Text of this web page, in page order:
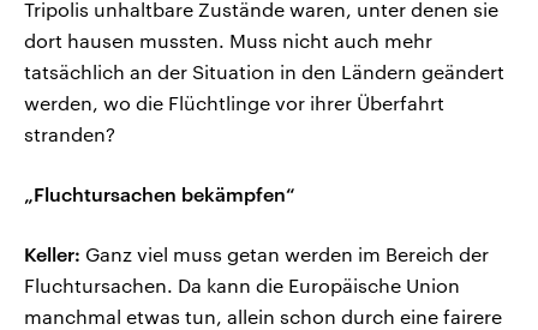
Tripolis unhaltbare Zustände waren, unter denen sie
dort hausen mussten. Muss nicht auch mehr
tatsächlich an der Situation in den Ländern geändert
werden, wo die Flüchtlinge vor ihrer Überfahrt
stranden?
„Fluchtursachen bekämpfen“
Keller: Ganz viel muss getan werden im Bereich der
Fluchtursachen. Da kann die Europäische Union
manchmal etwas tun, allein schon durch eine fairere